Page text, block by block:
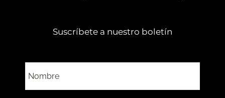
Suscríbete a nuestro boletín